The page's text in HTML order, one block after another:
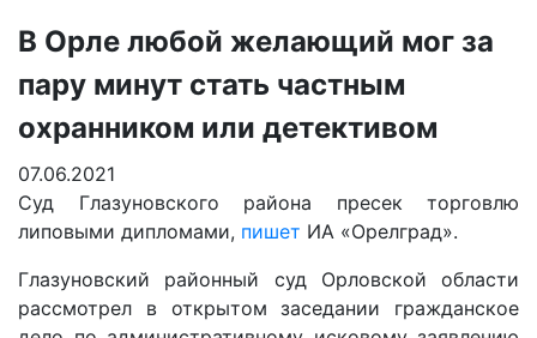
В Орле любой желающий мог за
пару минут стать частным
охранником или детективом
07.06.2021
Суд Глазуновского района пресек торговлю
липовыми дипломами, пишет ИА «Орелград».
Глазуновский районный суд Орловской области
рассмотрел в открытом заседании гражданское